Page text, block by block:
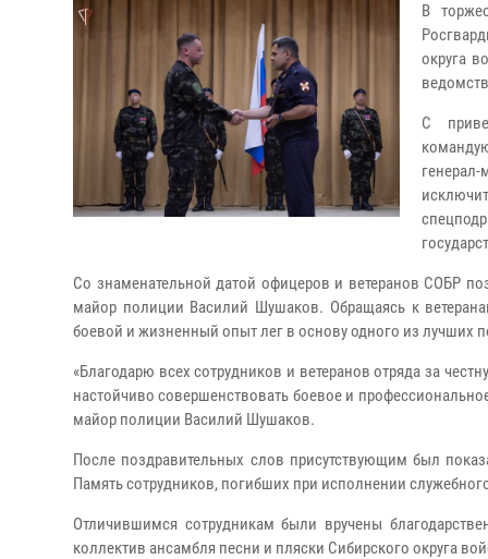
В
округа
С
Со знаменательной датой офицеров и ветеранов СОБР
майор полиции Василий Шушаков. Обращаясь к
боевой и жизненный опыт лег в основу одного из лучших
«Благодарю всех сотрудников и ветеранов отряда за
настойчиво совершенствовать боевое и
майор полиции Василий Шушаков.
После поздравительных слов присутствующим был
Память сотрудников, погибших при исполнении
Отличившимся сотрудникам были вручены
коллектив ансамбля песни и пляски Сибирского округа